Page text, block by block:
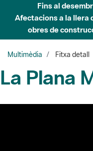
Fins al
Afectacions a la llera
obres de
Multimèdia Fitxa detall
La Plana